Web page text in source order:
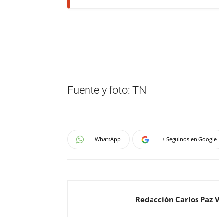
Fuente y foto: TN
WhatsApp + Seguinos en Google
Redacción Carlos Paz